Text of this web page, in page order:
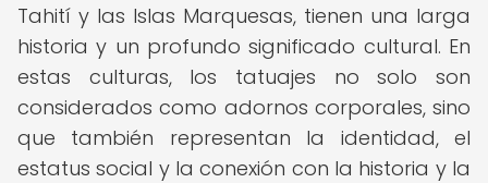
Tahití y las Islas Marquesas, tienen una larga
historia y un profundo significado cultural. En
estas culturas, los tatuajes no solo son
considerados como adornos corporales, sino
que también representan la identidad, el
estatus social y la conexión con la historia y la